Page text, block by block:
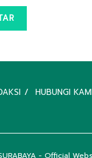
HUBUNGI KAMI
- Official